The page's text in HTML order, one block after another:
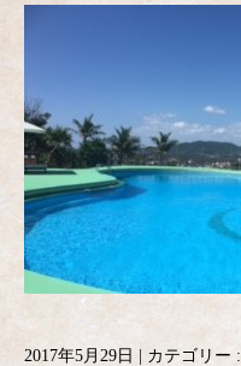
2017年5月29日 カテゴリー :